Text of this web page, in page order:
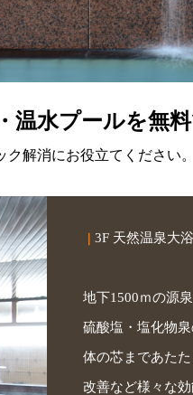
水プールを無
解消にお役立てください。
3F 天然温泉大
地下1500ｍの源
硫酸塩・塩化物泉
体の芯まであた
改善など様々な効